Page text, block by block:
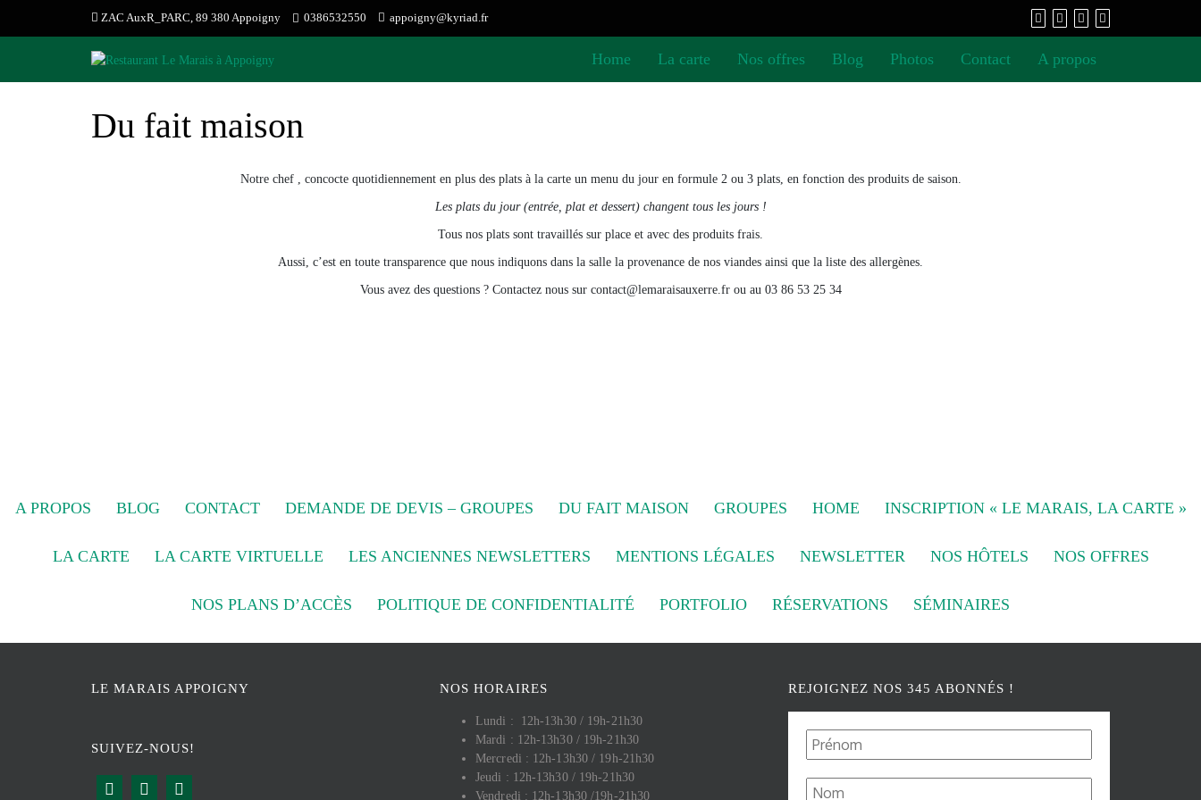
ZAC AuxR_PARC, 89 380 Appoigny 0386532550 appoigny@kyriad.fr
Home La carte Nos offres Blog Photos Contact A propos
Du fait maison
Notre chef , concocte quotidiennement en plus des plats à la carte un menu du jour en formule 2 ou 3 plats, en fonction des produits de saison.
Les plats du jour (entrée, plat et dessert) changent tous les jours !
Tous nos plats sont travaillés sur place et avec des produits frais.
Aussi, c’est en toute transparence que nous indiquons dans la salle la provenance de nos viandes ainsi que la liste des allergènes.
Vous avez des questions ? Contactez nous sur contact@lemaraisauxerre.fr ou au 03 86 53 25 34
A PROPOS BLOG CONTACT DEMANDE DE DEVIS – GROUPES DU FAIT MAISON GROUPES HOME INSCRIPTION « LE MARAIS, LA CARTE »
LA CARTE LA CARTE VIRTUELLE LES ANCIENNES NEWSLETTERS MENTIONS LÉGALES NEWSLETTER NOS HÔTELS NOS OFFRES
NOS PLANS D’ACCÈS POLITIQUE DE CONFIDENTIALITÉ PORTFOLIO RÉSERVATIONS SÉMINAIRES
LE MARAIS APPOIGNY
SUIVEZ-NOUS!
NOS HORAIRES
Lundi : 12h-13h30 / 19h-21h30
Mardi : 12h-13h30 / 19h-21h30
Mercredi : 12h-13h30 / 19h-21h30
Jeudi : 12h-13h30 / 19h-21h30
Vendredi : 12h-13h30 /19h-21h30
REJOIGNEZ NOS 345 ABONNÉS !